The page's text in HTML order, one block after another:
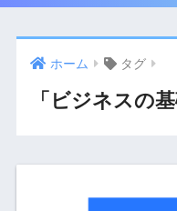
ホーム タグ
「ビジネスの